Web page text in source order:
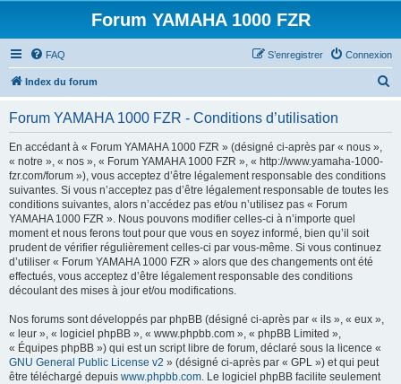
Forum YAMAHA 1000 FZR
FAQ Connexion
S’enregistrer
Index du forum
Forum YAMAHA 1000 FZR - Conditions d’utilisation
En accédant à « Forum YAMAHA 1000 FZR » (désigné ci-après par « nous »,
« notre », « nos », « Forum YAMAHA 1000 FZR », « http://www.yamaha-1000-
fzr.com/forum »), vous acceptez d’être légalement responsable des conditions
suivantes. Si vous n’acceptez pas d’être légalement responsable de toutes les
conditions suivantes, alors n’accédez pas et/ou n’utilisez pas « Forum
YAMAHA 1000 FZR ». Nous pouvons modifier celles-ci à n’importe quel
moment et nous ferons tout pour que vous en soyez informé, bien qu’il soit
prudent de vérifier régulièrement celles-ci par vous-même. Si vous continuez
d’utiliser « Forum YAMAHA 1000 FZR » alors que des changements ont été
effectués, vous acceptez d’être légalement responsable des conditions
découlant des mises à jour et/ou modifications.
Nos forums sont développés par phpBB (désigné ci-après par « ils », « eux »,
« leur », « logiciel phpBB », « www.phpbb.com », « phpBB Limited »,
« Équipes phpBB ») qui est un script libre de forum, déclaré sous la licence «
GNU General Public License v2 » (désigné ci-après par « GPL ») et qui peut
être téléchargé depuis www.phpbb.com. Le logiciel phpBB facilite seulement